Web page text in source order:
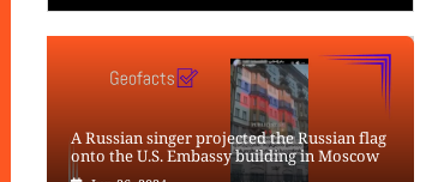
A Russian singer projected the Russian flag
onto the U.S. Embassy building in Moscow